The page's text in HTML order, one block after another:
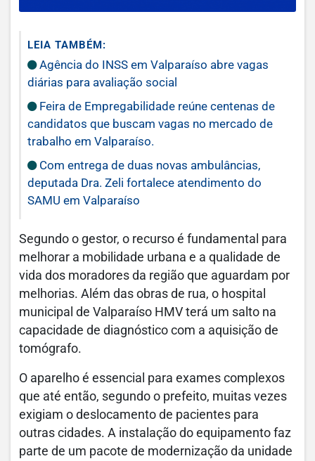
LEIA TAMBÉM:
Agência do INSS em Valparaíso abre vagas
diárias para avaliação social
Feira de Empregabilidade reúne centenas de
candidatos que buscam vagas no mercado de
trabalho em Valparaíso.
Com entrega de duas novas ambulâncias,
deputada Dra. Zeli fortalece atendimento do
SAMU em Valparaíso
Segundo o gestor, o recurso é fundamental para
melhorar a mobilidade urbana e a qualidade de
vida dos moradores da região que aguardam por
melhorias. Além das obras de rua, o hospital
municipal de Valparaíso HMV terá um salto na
capacidade de diagnóstico com a aquisição de
tomógrafo.
O aparelho é essencial para exames complexos
que até então, segundo o prefeito, muitas vezes
exigiam o deslocamento de pacientes para
outras cidades. A instalação do equipamento faz
parte de um pacote de modernização da unidade